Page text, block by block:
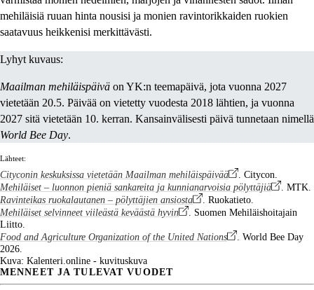
mehiläisiä ruuan hinta nousisi ja monien ravintorikkaiden ruokien
saatavuus heikkenisi merkittävästi.
Lyhyt kuvaus:
Maailman mehiläispäivä on YK:n teemapäivä, jota vuonna 2027
vietetään 20.5. Päivää on vietetty vuodesta 2018 lähtien, ja vuonna
2027 sitä vietetään 10. kerran. Kansainvälisesti päivä tunnetaan nimellä
World Bee Day.
Lähteet:
Cityconin keskuksissa vietetään Maailman mehiläispäivää
. Citycon.
Mehiläiset – luonnon pieniä sankareita ja kunnianarvoisia pölyttäjiä
. MTK.
Ravinteikas ruokalautanen – pölyttäjien ansiosta
. Ruokatieto.
Mehiläiset selvinneet viileästä keväästä hyvin
. Suomen Mehiläishoitajain
Liitto.
Food and Agriculture Organization of the United Nations
. World Bee Day
2026.
Kuva: Kalenteri.online - kuvituskuva
MENNEET JA TULEVAT VUODET